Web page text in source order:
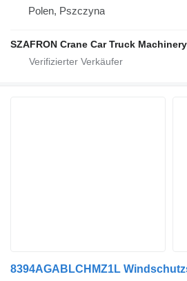
Polen, Pszczyna
SZAFRON Crane Car Truck